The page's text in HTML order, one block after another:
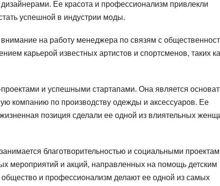
Ее красота и профессионализм привлекли
успешной в индустрии моды.
на работу менеджера по связям с
карьерой известных артистов и спортсменов, таких
и успешными стартапами. Она является
компанию по производству одежды и аксессуаров. Ее
позиция сделали ее одной из влиятельных
благотворительностью и социальными
мероприятий и акций, направленных на помощь детским
и профессионализм делают ее одной из самых